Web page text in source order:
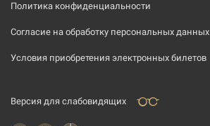
Политика конфиденциальности
Согласие на обработку персональных данных
Условия приобретения электронных билетов
Версия для слабовидящих